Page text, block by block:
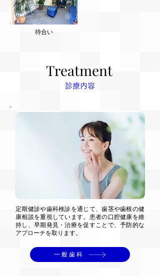
待合い
Treatment
Treatment
診療内容
定期健診や歯科検診を通じて、歯茎や歯根の健
康相談を重視しています。患者の口腔健康を維
持し、早期発見・治療を促すことで、予防的な
アプローチを取ります。
一般歯科